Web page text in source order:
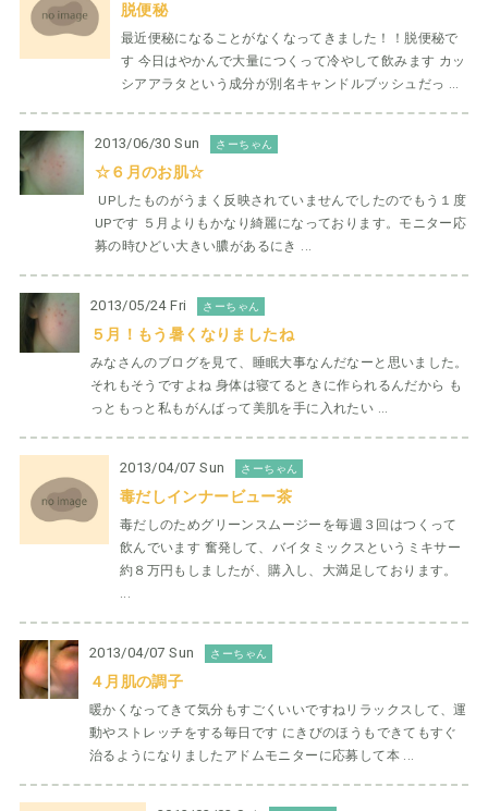
脱便秘
最近便秘になることがなくなってきました！！脱便秘で
す 今日はやかんで大量につくって冷やして飲みます カッ
シアアラタという成分が別名キャンドルブッシュだっ ...
2013/06/30 Sun さーちゃん
☆６月のお肌☆
UPしたものがうまく反映されていませんでしたのでもう１度
UPです ５月よりもかなり綺麗になっております。モニター応
募の時ひどい大きい膿があるにき ...
2013/05/24 Fri さーちゃん
５月！もう暑くなりましたね
みなさんのブログを見て、睡眠大事なんだなーと思いました。
それもそうですよね 身体は寝てるときに作られるんだから も
っともっと私もがんばって美肌を手に入れたい ...
2013/04/07 Sun さーちゃん
毒だしインナービュー茶
毒だしのためグリーンスムージーを毎週３回はつくって
飲んでいます 奮発して、バイタミックスというミキサー
約８万円もしましたが、購入し、大満足しております。
...
2013/04/07 Sun さーちゃん
４月肌の調子
暖かくなってきて気分もすごくいいですねリラックスして、運
動やストレッチをする毎日です にきびのほうもできてもすぐ
治るようになりましたアドムモニターに応募して本 ...